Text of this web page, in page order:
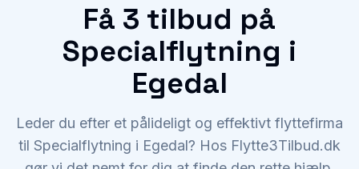
Få 3 tilbud på
Specialflytning i
Egedal
Leder du efter et pålideligt og effektivt flyttefirma
til Specialflytning i Egedal? Hos Flytte3Tilbud.dk